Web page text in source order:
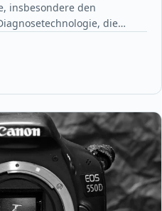
insbesondere den
die